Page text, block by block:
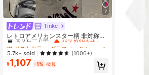
7
Tinkc
レトロアメリカンスター柄 非対称ネ
ック カジュアル セクシー 半袖 スタ
イリッシュ スリムフィット トップス
ホワイト 夏用
#1 ベストセラー
高リピート率
売り切れ間近！
#1 ベストセラー
グラフィック レディーストップス
高リピート率
売り切れ間近！
#1 ベストセラー
グラフィック レディーストップス
高リピート率
売り切れ間近！
#1 ベストセラー
売り切れ間近！
5.7k+ sold (1000+)
¥1,107 -1% 概算